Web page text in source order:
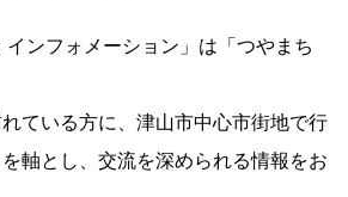
インフォメーション」は「つやまち
ている方に、津山市中心市街地で行
軸とし、交流を深められる情報をお